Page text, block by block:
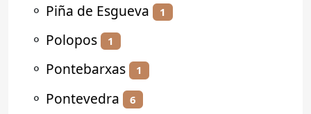
⚬ Piña de Esgueva 1
⚬ Polopos 1
⚬ Pontebarxas 1
⚬ Pontevedra 6